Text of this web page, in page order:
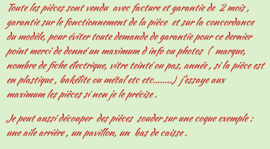
Toute les pièces sont vendu avec facture et garantie de 2 mois ,
garantie sur le fonctionnement de la pièce et sur la concordance
du modèle, pour éviter toute demande de garantie pour ce dernier
point merci de donné un maximum d info ou photos ( marque,
nombre de fiche électrique, vitre teinté ou pas, année , si la pièce est
en plastique , bakélite ou métal etc etc........) j'essaye aux
maximum les pièces si non je le précise .
Je peut aussi découper des pièces souder sur une coque exemple :
une aile arrière , un pavillon, un bas de caisse .